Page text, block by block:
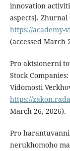
innovation
aspects].
https://academy-
(accessed March
Pro aktsionerni
Stock
Vidomosti
https://
March 26, 2026).
Pro
nerukhomoho